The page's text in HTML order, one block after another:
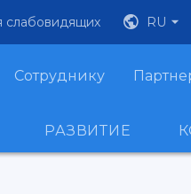
слабовидящих RU
Сотруднику
РАЗВИТИЕ